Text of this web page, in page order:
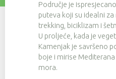
Područje je
puteva koji su idealni
trekking, biciklizam i
U proljeće, kada je
Kamenjak je savršeno
boje i mirise
mora.